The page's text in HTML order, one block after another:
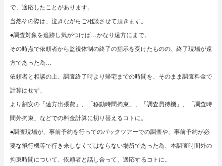
で、適応したことがあります。
当然その際は、泣きながらご相談させて頂きます。
●調査対象を追跡し気がつけば…かなり遠方にまで。
その時点で依頼者から監視体制の終了の指示を受けたものの、終了現場が遠
方であった為…
依頼者と相談の上、調査終了時より帰宅までの時間を、そのまま調査料金で
計算はせず、
より割安の「遠方出張費」、「移動時間拘束」、「調査員待機」、「調査時
間外拘束」などでの料金計算に切り替えるコトに。
●調査現場が、事前予約を行ってのパックツアーでの調査や、事前予約が必
要な飛行機等で行き来しなくてはならない場所であった為、本調査時間外の
拘束時間について、依頼者と話し合って、適応するコトに。